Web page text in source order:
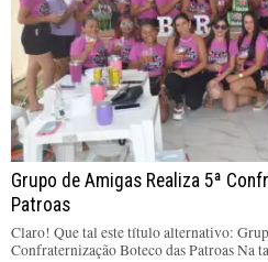
Grupo de Amigas Realiza 5ª
Patroas
Claro! Que tal este título alternativo:
Confraternização Boteco das Patroas Na